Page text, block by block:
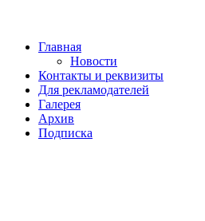
Главная
Новости
Контакты и реквизиты
Для рекламодателей
Галерея
Архив
Подписка